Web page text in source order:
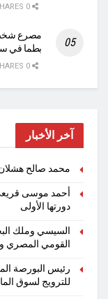
مصرع شخص
بطما في
آخر الأخبار
محمد صالح
أحمد موسى قريعي
دورتها الأولى
السيسي وملك
القومي المصري
رئيس البورصة
للترويج لسوق